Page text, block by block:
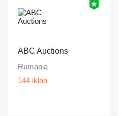
ABC Auctions
Rumania
144 iklan